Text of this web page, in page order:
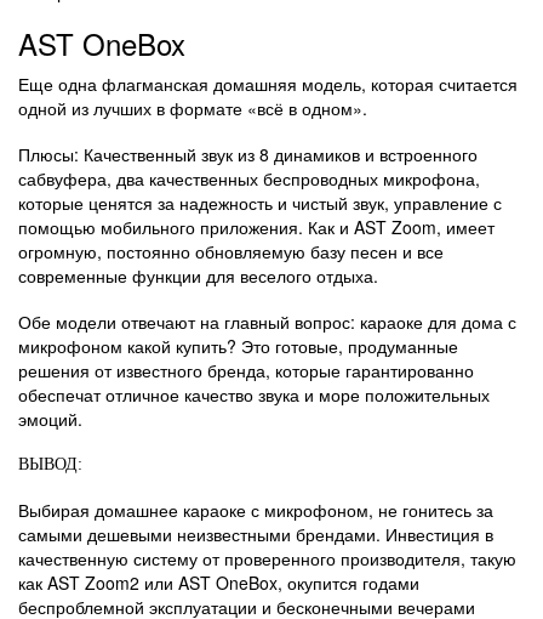
AST OneBox
Еще одна флагманская домашняя модель, которая считается
одной из лучших в формате «всё в одном».
Плюсы: Качественный звук из 8 динамиков и встроенного
сабвуфера, два качественных беспроводных микрофона,
которые ценятся за надежность и чистый звук, управление с
помощью мобильного приложения. Как и AST Zoom, имеет
огромную, постоянно обновляемую базу песен и все
современные функции для веселого отдыха.
Обе модели отвечают на главный вопрос: караоке для дома с
микрофоном какой купить? Это готовые, продуманные
решения от известного бренда, которые гарантированно
обеспечат отличное качество звука и море положительных
эмоций.
ВЫВОД:
Выбирая домашнее караоке с микрофоном, не гонитесь за
самыми дешевыми неизвестными брендами. Инвестиция в
качественную систему от проверенного производителя, такую
как AST Zoom2 или AST OneBox, окупится годами
беспроблемной эксплуатации и бесконечными вечерами